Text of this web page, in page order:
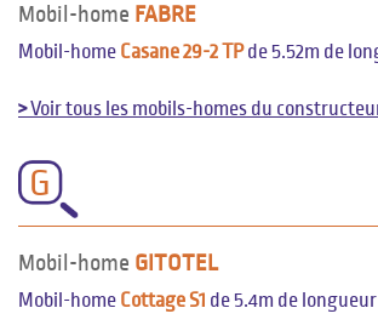
Mobil-home FABRE
Mobil-home Casane 29-2 TPde 5.52m de
>Voir tous les mobils-homes du
G
Mobil-home GITOTEL
Mobil-home Cottage S1 de 5.4m de longueur